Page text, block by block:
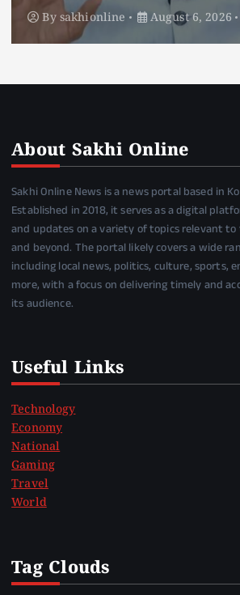
Bysakhionline August 6, 2026
About Sakhi Online
Sakhi Online News is a news portal based in
Established in 2018, it serves as a digital
and updates on a variety of topics relevant
and beyond. The portal likely covers a wide
including local news, politics, culture, sports,
more, with a focus on delivering timely and
its audience.
Useful Links
Technology
Economy
National
Gaming
Travel
World
Tag Clouds